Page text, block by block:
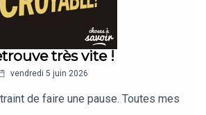
très vite !
vendredi 5 juin 2026
de faire une pause. Toutes mes